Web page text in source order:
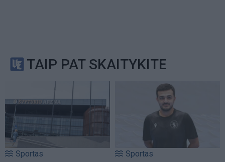
TAIP PAT SKAITYKITE
Sportas Sportas